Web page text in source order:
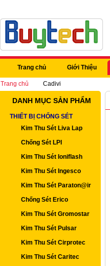
Trang chủ Giới Thiệu
Trang chủ Cadivi
DANH MỤC SẢN PHẨM
THIẾT BỊ CHỐNG SÉT
Kim Thu Sét Liva Lap
Chống Sét LPI
Kim Thu Sét Ioniflash
Kim Thu Sét Ingesco
Kim Thu Sét Paraton@ir
Chống Sét Erico
Kim Thu Sét Gromostar
Kim Thu Sét Pulsar
Kim Thu Sét Cirprotec
Kim Thu Sét Caritec